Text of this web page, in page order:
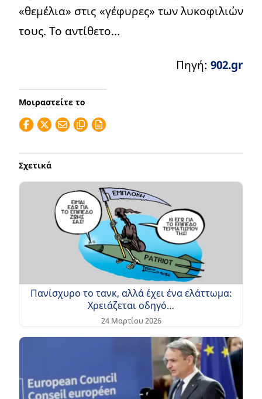
«θεμέλια» στις «γέφυρες» των λυκοφιλιών
τους. Το αντίθετο…
Πηγή: 902.gr
Μοιραστείτε το
Σχετικά
Πανίσχυρο το τανκ, αλλά έχει ένα ελάττωμα:
Χρειάζεται οδηγό…
24 Μαρτίου 2026